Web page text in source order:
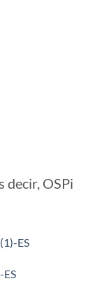
decir, OSPi
ES